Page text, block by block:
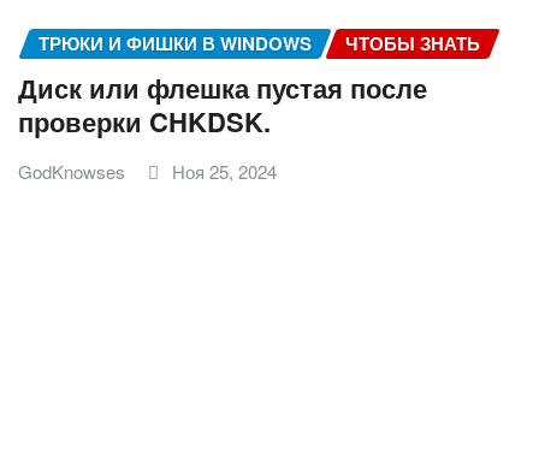
ТРЮКИ И ФИШКИ В WINDOWS ЧТОБЫ ЗНАТЬ
Диск или флешка пустая после
проверки CHKDSK.
GodKnowses Ноя 25, 2024